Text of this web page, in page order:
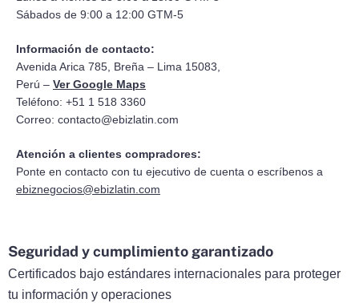
Sábados de 9:00 a 12:00 GTM-5
Información de contacto:
Avenida Arica 785, Breña – Lima 15083,
Perú – Ver Google Maps
Teléfono: +51 1 518 3360
Correo: contacto@ebizlatin.com
Atención a clientes compradores:
Ponte en contacto con tu ejecutivo de cuenta o escríbenos a
ebiznegocios@ebizlatin.com
Seguridad y cumplimiento garantizado
Certificados bajo estándares internacionales para proteger
tu información y operaciones